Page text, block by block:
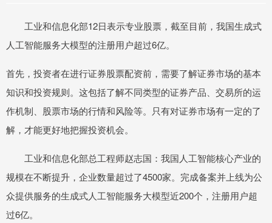
工业和信息化部12日表示专业股票，截至目前，我国生成式
人工智能服务大模型的注册用户超过6亿。
首先，投资者在进行证券股票配资前，需要了解证券市场的基本
知识和投资规则。这包括了解不同类型的证券产品、交易所的运
作机制、股票市场的行情和风险等。只有对证券市场有一定的了
解，才能更好地把握投资机会。
工业和信息化部总工程师赵志国：我国人工智能核心产业的
规模在不断提升，企业数量超过了4500家。完成备案并上线为公
众提供服务的生成式人工智能服务大模型近200个，注册用户超
过6亿。